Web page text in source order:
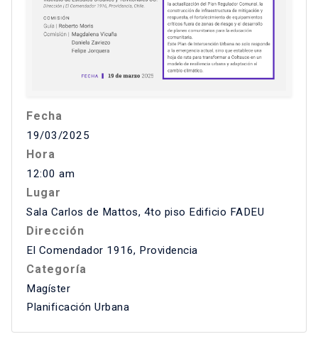
Fecha
19/03/2025
Hora
12:00 am
Lugar
Sala Carlos de Mattos, 4to piso Edificio FADEU
Dirección
El Comendador 1916, Providencia
Categoría
Magíster
Planificación Urbana